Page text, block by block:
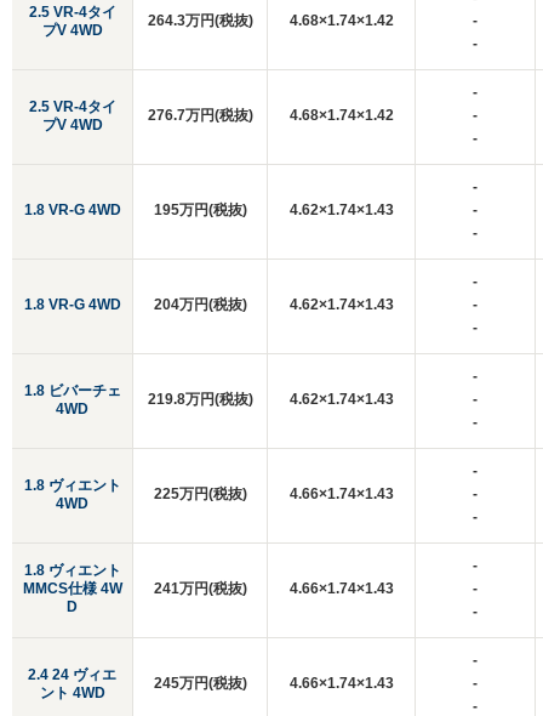
2.5 VR-4タイ
プV 4WD
2.5 VR-4タイ
プV 4WD
1.8 VR-G 4WD
1.8 VR-G 4WD
1.8 ビバーチェ
4WD
1.8 ヴィエント
4WD
1.8 ヴィエント
MMCS仕様 4W
D
2.4 24 ヴィエ
ント 4WD
264.3万円(税抜) 4.68×1.74×1.42
-
-
276.7万円(税抜) 4.68×1.74×1.42
-
-
-
195万円(税抜) 4.62×1.74×1.43
-
-
-
204万円(税抜) 4.62×1.74×1.43
-
-
-
219.8万円(税抜) 4.62×1.74×1.43
-
-
-
225万円(税抜) 4.66×1.74×1.43
-
-
-
241万円(税抜) 4.66×1.74×1.43
-
-
-
245万円(税抜) 4.66×1.74×1.43
-
-
-